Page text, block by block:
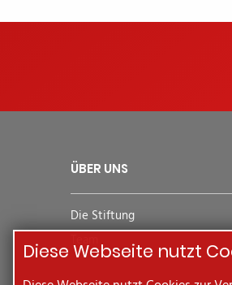
ÜBER UNS
Die Stiftung
Diese Webseite nutzt